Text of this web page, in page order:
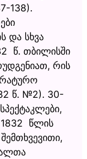
138).
და სხვა
წ. თბილისში
რის
წ. №2). 30-
წლის